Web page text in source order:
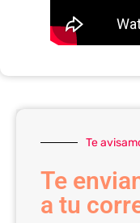
Te
Te
a tu